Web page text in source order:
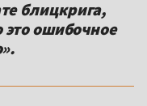
блицкрига,
это ошибочное